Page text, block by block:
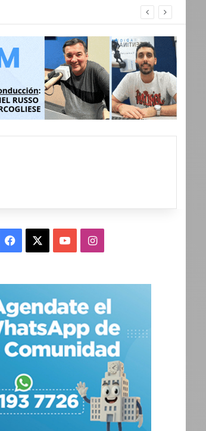
Facebook YouTubeInstagram